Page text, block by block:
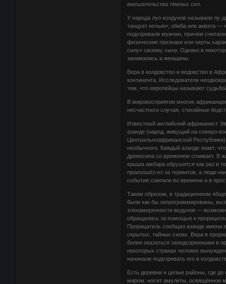
вмешательства тёмных сил.
У народа луо колдунов называли лу-
танцует ночью»; обиба или аквата —
подозревали мужчин, причём
физические признаки или черты
силу» своему сыну. Однако в
занимались и женщины.
Вера в колдовство и ведовство в
континента. Исследователи
тем, что европейцы называют
В мировосприятии многих
несчастного случая, стихийные
Известный английский африканист
азанде (народ, живущий на северо-
Центральноафриканской
необычного. Каждый азанде знает,
древесина со временем сгнивает. В
крыша амбара обрушится как раз в
произошёл из-за термитов, а люди
события совпали во времени и в
Таким образом, в традиционном
были как бы запрограммированы,
злонамеренности ведунов —
обращались за помощью к
Прорицатель сообщал азанде имена
скрытых, тайных силах. Вера в
более оказаться заподозренными в
некоторых странах человек
начинали подозревать его в
Есть деревни и целые районы, где
миром: носят амулеты, освящённое